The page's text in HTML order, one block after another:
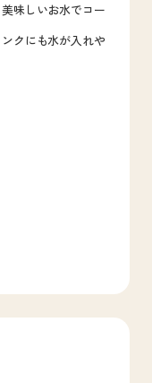
味しいお水でコー
クにも水が入れや